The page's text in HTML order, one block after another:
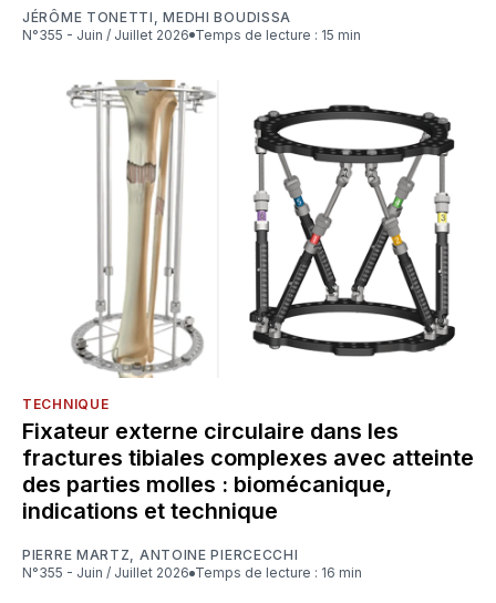
JÉRÔME TONETTI ,MEDHI BOUDISSA
N°355 - Juin / Juillet 2026
Temps de lecture : 15 min
TECHNIQUE
Fixateur externe circulaire dans les
fractures tibiales complexes avec atteinte
des parties molles : biomécanique,
indications et technique
PIERRE MARTZ, ANTOINE PIERCECCHI
N°355 - Juin / Juillet 2026
Temps de lecture : 16 min